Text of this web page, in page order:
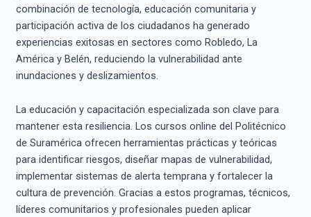
combinación de tecnología, educación comunitaria y
participación activa de los ciudadanos ha generado
experiencias exitosas en sectores como Robledo, La
América y Belén, reduciendo la vulnerabilidad ante
inundaciones y deslizamientos.
La educación y capacitación especializada son clave para
mantener esta resiliencia. Los cursos online del Politécnico
de Suramérica ofrecen herramientas prácticas y teóricas
para identificar riesgos, diseñar mapas de vulnerabilidad,
implementar sistemas de alerta temprana y fortalecer la
cultura de prevención. Gracias a estos programas, técnicos,
líderes comunitarios y profesionales pueden aplicar